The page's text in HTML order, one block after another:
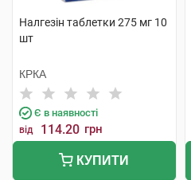
Налгезін таблетки 275 мг 10
шт
КРКА
Є в наявності
від 114.20 грн
КУПИТИ